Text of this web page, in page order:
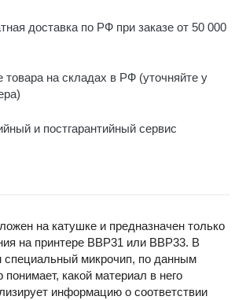
доставка по РФ при заказе от 50 000
товара на складах в РФ (уточняйте у
и постгарантийный сервис
на катушке и предназначен только
на принтере BBP31 или BBP33. В
специальный микрочип, по данным
понимает, какой материал в него
информацию о соответствии